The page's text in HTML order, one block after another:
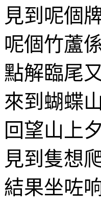
見到呢個
呢個竹蘆
點解臨尾
來到蝴蝶
回望山上
見到隻想
結果坐咗